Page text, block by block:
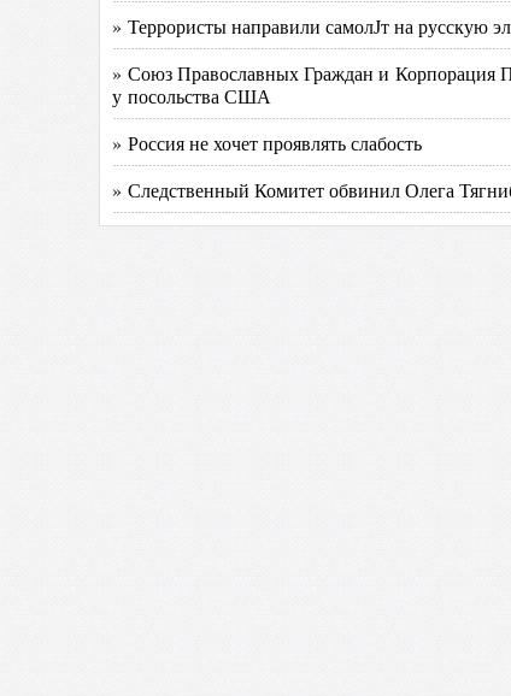
» Террористы направили самолЈт на русскую
» Союз Православных Граждан и Корпорация
у посольства США
» Россия не хочет проявлять слабость
» Следственный Комитет обвинил Олега